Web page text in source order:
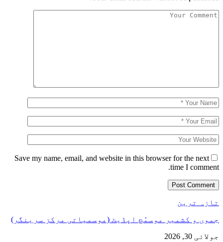
Save my name, email, and website in this browser for the next
time I comment.
تازہ ترین
جموں و کشمیر موسمُچ اپڈیٹ (موسمیاتی مرکز سرینگر)
جولائی 30, 2026